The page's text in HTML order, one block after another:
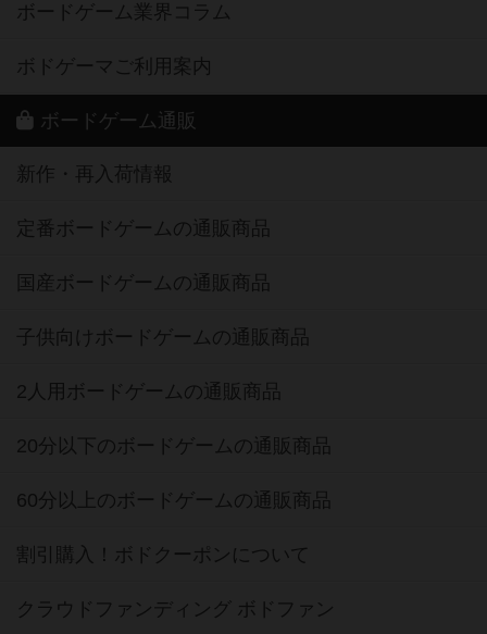
ボードゲーム業界コラム
ボドゲーマご利用案内
ボードゲーム通販
新作・再入荷情報
定番ボードゲームの通販商品
国産ボードゲームの通販商品
子供向けボードゲームの通販商品
2人用ボードゲームの通販商品
20分以下のボードゲームの通販商品
60分以上のボードゲームの通販商品
割引購入！ボドクーポンについて
クラウドファンディング ボドファン